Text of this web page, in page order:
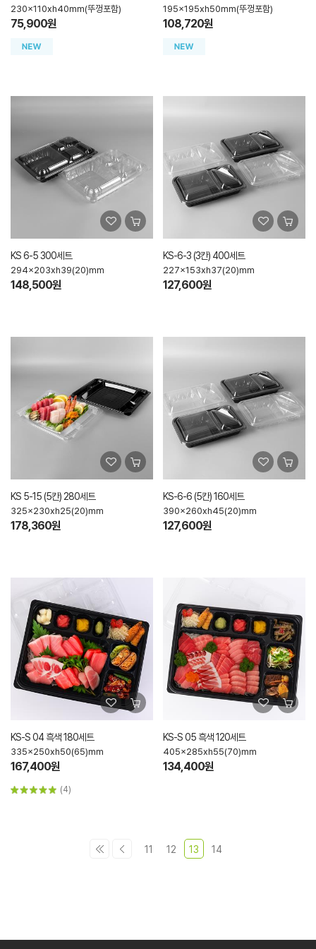
230x110xh40mm(뚜껑포함)
75,900원
195x195xh50mm(뚜껑포함)
108,720원
KS 6-5 300세트
294x203xh39(20)mm
148,500원
KS-6-3 (3칸) 400세트
227x153xh37(20)mm
127,600원
KS 5-15 (5칸) 280세트
325x230xh25(20)mm
178,360원
KS-6-6 (5칸) 160세트
390x260xh45(20)mm
127,600원
KS-S 04 흑색 180세트
335x250xh50(65)mm
167,400원
(4)
KS-S 05 흑색 120세트
405x285xh55(70)mm
134,400원
11 12 13 14